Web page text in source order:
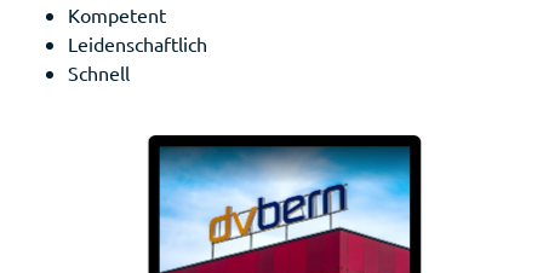
Kompetent
Leidenschaftlich
Schnell